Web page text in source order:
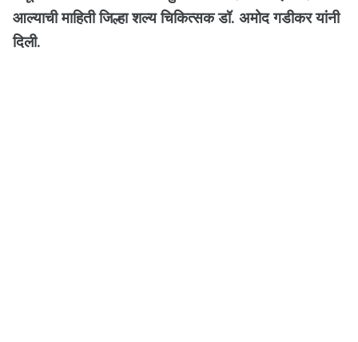
आल्याची माहिती जिल्हा शल्य चिकित्सक डॉ. अमोद गडीकर यांनी
दिली.